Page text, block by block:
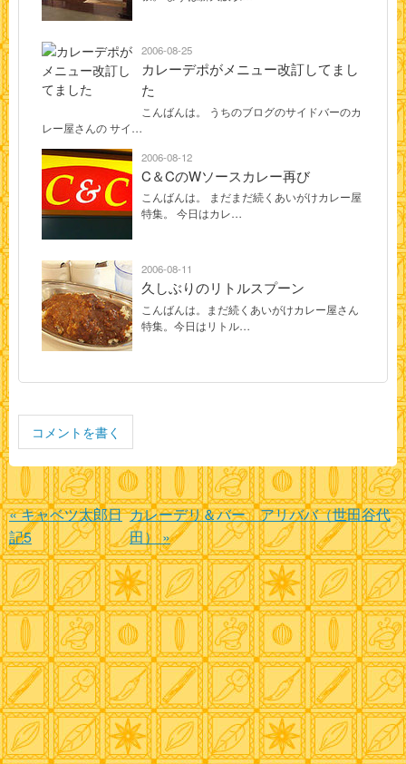
2006-08-25
カレーデポがメニュー改訂してまし
た
こんばんは。 うちのブログのサイドバーのカ
レー屋さんの サイ…
2006-08-12
C＆CのWソースカレー再び
こんばんは。 まだまだ続くあいがけカレー屋
特集。 今日はカレ…
2006-08-11
久しぶりのリトルスプーン
こんばんは。まだ続くあいがけカレー屋さん
特集。今日はリトル…
コメントを書く
«キャベツ太郎日
記5
カレーデリ＆バー アリババ（世田谷代
田）»